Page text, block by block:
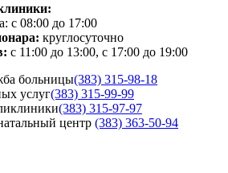
с 08:00 до 17:00
круглосуточно
с 11:00 до 13:00, с 17:00 до 19:00
больницы(383) 315-98-18
услуг(383) 315-99-99
(383) 315-97-97
центр (383) 363-50-94